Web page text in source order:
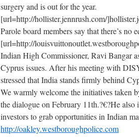
surgery and is out for the year.
[url=http://hollister.jennrush.com/
Parole board members say that there’s no
[url=http://
Indian High Commissioner, Ravi Bangar
Cyprus issues. After his meeting with
stressed that India stands firmly behind
We warmly welcome the initiatives taken
the dialogue on February 11th.?€?He also
investors to grab opportunities in Indian
http://oakley.westboroughpolice.com